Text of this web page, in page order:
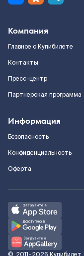
Компания
Главное о Купибилете
Контакты
Пресс-центр
Партнерская программа
Информация
Безопасность
Конфиденциальность
Оферта